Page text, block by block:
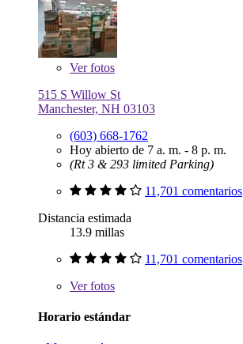
Verfotos
515 S Willow St
Manchester, NH 03103
(603) 668-1762
Hoy abierto de 7 a. m. - 8 p. m.
(Rt 3 & 293 limited Parking)
11,701 comentarios
Distancia estimada
13.9 millas
11,701 comentarios
Verfotos
Horario estándar